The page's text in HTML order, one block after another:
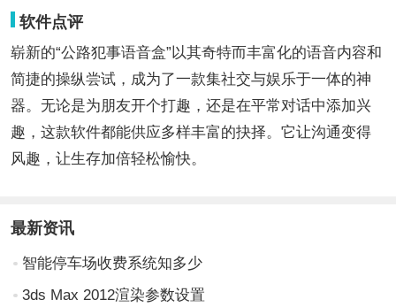
软件点评
崭新的“公路犯事语音盒”以其奇特而丰富化的语音内容和
简捷的操纵尝试，成为了一款集社交与娱乐于一体的神
器。无论是为朋友开个打趣，还是在平常对话中添加兴
趣，这款软件都能供应多样丰富的抉择。它让沟通变得
风趣，让生存加倍轻松愉快。
最新资讯
智能停车场收费系统知多少
3ds Max 2012渲染参数设置